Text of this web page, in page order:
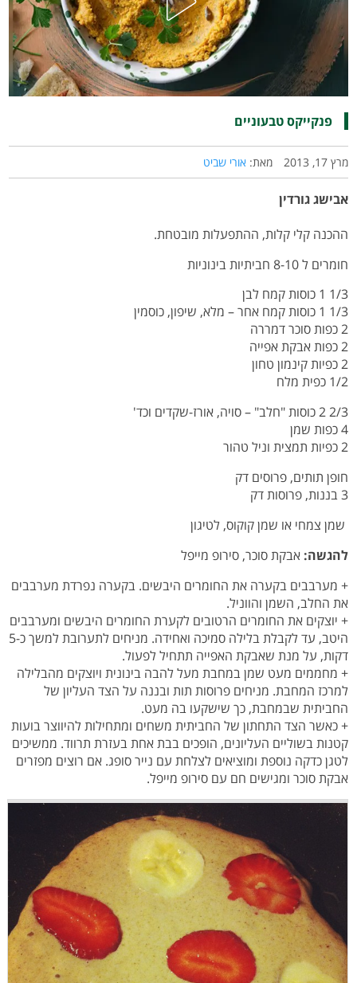
פנקייקס טבעוניים
מרץ 17, 2013 מאת: אורי שביט
אבישג גורדין
ההכנה קלי קלות, ההתפעלות מובטחת.
חומרים ל 8-10 חביתיות בינוניות
1/3 1 כוסות קמח לבן
1/3 1 כוסות קמח אחר – מלא, שיפון, כוסמין
2 כפות סוכר דמררה
2 כפות אבקת אפייה
2 כפיות קינמון טחון
1/2 כפית מלח
2/3 2 כוסות "חלב" – סויה, אורז-שקדים וכד'
4 כפות שמן
2 כפיות תמצית וניל טהור
חופן תותים, פרוסים דק
3 בננות, פרוסות דק
שמן צמחי או שמן קוקוס, לטיגון
להגשה: אבקת סוכר, סירופ מייפל
+ מערבבים בקערה את החומרים היבשים. בקערה נפרדת מערבבים
את החלב, השמן והווניל.
+ יוצקים את החומרים הרטובים לקערת החומרים היבשים ומערבבים
היטב, עד לקבלת בלילה סמיכה ואחידה. מניחים לתערובת למשך כ-5
דקות, על מנת שאבקת האפייה תתחיל לפעול.
+ מחממים מעט שמן במחבת מעל להבה בינונית ויוצקים מהבלילה
למרכז המחבת. מניחים פרוסות תות ובננה על הצד העליון של
החביתית שבמחבת, כך שישקעו בה מעט.
+ כאשר הצד התחתון של החביתית משחים ומתחילות להיווצר בועות
קטנות בשוליים העליונים, הופכים בבת אחת בעזרת תרווד. ממשיכים
לטגן כדקה נוספת ומוציאים לצלחת עם נייר סופג. אם רוצים מפזרים
אבקת סוכר ומגישים חם עם סירופ מייפל.